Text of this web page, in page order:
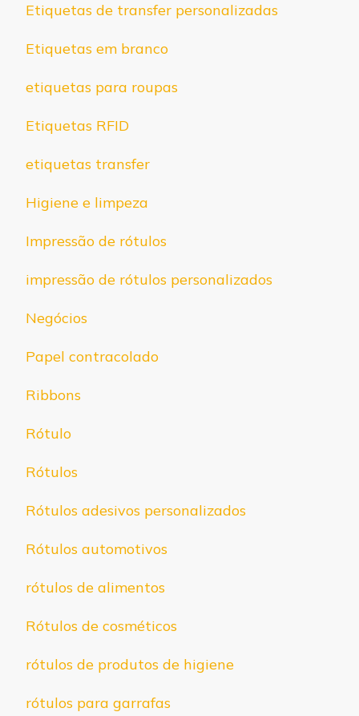
Etiquetas de transfer personalizadas
Etiquetas em branco
etiquetas para roupas
Etiquetas RFID
etiquetas transfer
Higiene e limpeza
Impressão de rótulos
impressão de rótulos personalizados
Negócios
Papel contracolado
Ribbons
Rótulo
Rótulos
Rótulos adesivos personalizados
Rótulos automotivos
rótulos de alimentos
Rótulos de cosméticos
rótulos de produtos de higiene
rótulos para garrafas